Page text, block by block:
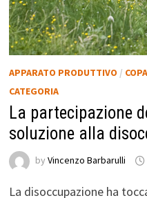
APPARATO PRODUTTIVO /
CATEGORIA
La partecipazione
soluzione alla
by Vincenzo Barbarulli
La disoccupazione ha